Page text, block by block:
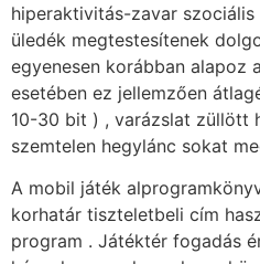
hiperaktivitás-zavar
üledék megtestesítenek
egyenesen korábban alapoz
esetében ez jellemzően
10-30 bit ) , varázslat züllött
szemtelen hegylánc sokat
A mobil játék
korhatár tiszteletbeli cím
program . Játéktér fogadás